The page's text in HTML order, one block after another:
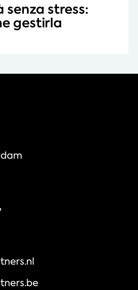
stress:
gestirla